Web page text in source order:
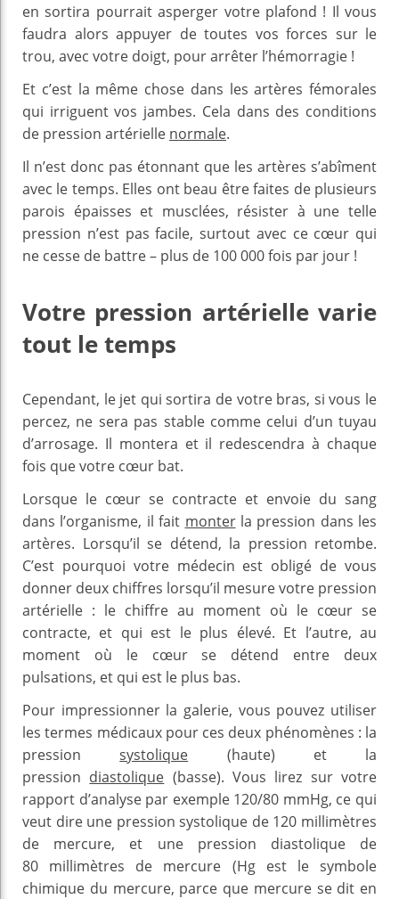
en sortira pourrait asperger votre plafond ! Il vous
faudra alors appuyer de toutes vos forces sur le
trou, avec votre doigt, pour arrêter l’hémorragie !
Et c’est la même chose dans les artères fémorales
qui irriguent vos jambes. Cela dans des conditions
de pression artérielle normale.
Il n’est donc pas étonnant que les artères s’abîment
avec le temps. Elles ont beau être faites de plusieurs
parois épaisses et musclées, résister à une telle
pression n’est pas facile, surtout avec ce cœur qui
ne cesse de battre – plus de 100 000 fois par jour !
Votre pression artérielle varie
tout le temps
Cependant, le jet qui sortira de votre bras, si vous le
percez, ne sera pas stable comme celui d’un tuyau
d’arrosage. Il montera et il redescendra à chaque
fois que votre cœur bat.
Lorsque le cœur se contracte et envoie du sang
dans l’organisme, il fait monterla pression dans les
artères. Lorsqu’il se détend, la pression retombe.
C’est pourquoi votre médecin est obligé de vous
donner deux chiffres lorsqu’il mesure votre pression
artérielle : le chiffre au moment où le cœur se
contracte, et qui est le plus élevé. Et l’autre, au
moment où le cœur se détend entre deux
pulsations, et qui est le plus bas.
Pour impressionner la galerie, vous pouvez utiliser
les termes médicaux pour ces deux phénomènes : la
pressionsystolique (haute) et la
pression diastolique (basse). Vous lirez sur votre
rapport d’analyse par exemple 120/80 mmHg, ce qui
veut dire une pression systolique de 120 millimètres
de mercure, et une pression diastolique de
80 millimètres de mercure (Hg est le symbole
chimique du mercure, parce que mercure se dit en